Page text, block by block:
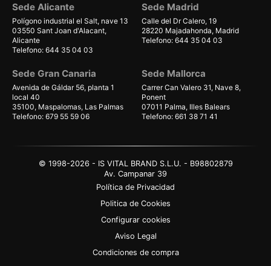
Sede Alicante
Polígono industrial el Salt, nave 13
03550 Sant Joan d'Alacant,
Alicante
Telefono: 644 35 04 03
Sede Madrid
Calle del Dr Calero, 19
28220 Majadahonda, Madrid
Telefono: 644 35 04 03
Sede Gran Canaria
Avenida de Gáldar 56, planta 1
local 40
35100, Maspalomas, Las Palmas
Telefono: 679 55 59 06
Sede Mallorca
Carrer Can Valero 31, Nave 8,
Ponent
07011 Palma, Illes Balears
Telefono: 661 38 71 41
© 1998-2026 - IS VITAL BRAND S.L.U. - B98802879
Av. Campanar 39
Política de Privacidad
Politica de Cookies
Configurar cookies
Aviso Legal
Condiciones de compra